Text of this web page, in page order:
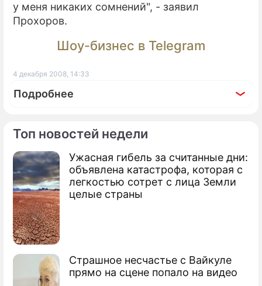
Топ новостей недели
Ужасная гибель за считанные дни:
объявлена катастрофа, которая с
легкостью сотрет с лица Земли
целые страны
Страшное несчастье с Вайкуле
прямо на сцене попало на видео
у меня никаких сомнений", - заявил
Прохоров.
Шоу-бизнес в Telegram
4 декабря 2008, 14:33
Подробнее
По теме
Биатлонисты перевыполнят медальный
план
Сезон биатлонистов стартует в Швеции